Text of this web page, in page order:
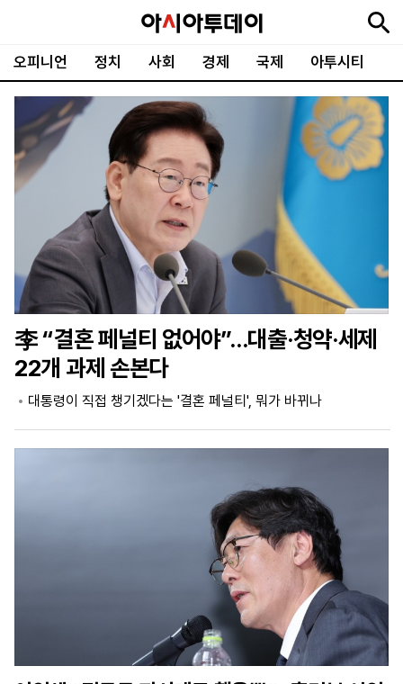
오피니언 정치 사회 경제 국제 아투시티
뉴
스
최
신
속
보
정
치
사
회
경
제
국
제
오
피
니
언
피
플
아
투
시
티
문
화
·
스
포
토
ENGLISH
中
文
Tiếng
Việt
지
면
기
신
문
독
후
원
기
제
보
시
회
사
개
앱
설
李 “결혼 페널티 없어야”…대출·청약·세제
22개 과제 손본다
대통령이 직접 챙기겠다는 '결혼 페널티', 뭐가 바뀌나